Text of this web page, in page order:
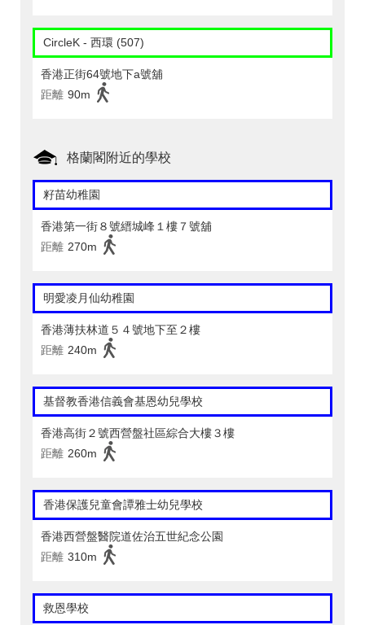
CircleK - 西環 (507)
香港正街64號地下a號舖
距離 90m
格蘭閣附近的學校
籽苗幼稚園
香港第一街８號縉城峰１樓７號舖
距離 270m
明愛凌月仙幼稚園
香港薄扶林道５４號地下至２樓
距離 240m
基督教香港信義會基恩幼兒學校
香港高街２號西營盤社區綜合大樓３樓
距離 260m
香港保護兒童會譚雅士幼兒學校
香港西營盤醫院道佐治五世紀念公園
距離 310m
救恩學校